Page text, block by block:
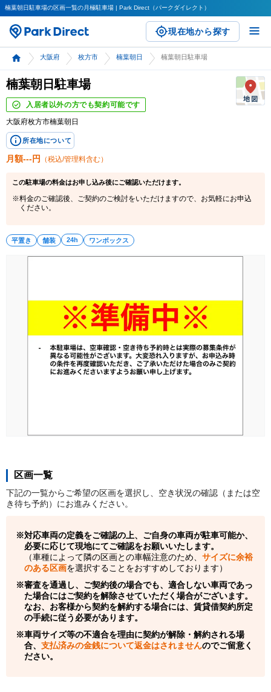
楠葉朝日駐車場の区画一覧の月極駐車場 | Park Direct（パークダイレクト）
現在地から探す
大阪府 枚方市 楠葉朝日 楠葉朝日駐車場
楠葉朝日駐車場
入居者以外の方でも契約可能です
大阪府枚方市楠葉朝日
所在地について
月額---円 （税込/管理料含む）
この駐車場の料金はお申し込み後にご確認いただけます。
料金のご確認後、ご契約のご検討をいただけますので、お気軽にお申込
ください。
平置き 舗装 24h ワンボックス
区画一覧
下記の一覧からご希望の区画を選択し、空き状況の確認（または空
き待ち予約）にお進みください。
対応車両の定義をご確認の上、ご自身の車両が駐車可能か、
必要に応じて現地にてご確認をお願いいたします。
（車種によって隣の区画との車幅注意のため、 サイズに余裕
のある区画を選択することをおすすめしております）
審査を通過し、ご契約後の場合でも、適合しない車両であっ
た場合にはご契約を解除させていただく場合がございます。
なお、お客様から契約を解約する場合には、賃貸借契約所定
の手続に従う必要があります。
車両サイズ等の不適合を理由に契約が解除・解約される場
合、 支払済みの金銭について返金はされませんのでご留意く
ださい。